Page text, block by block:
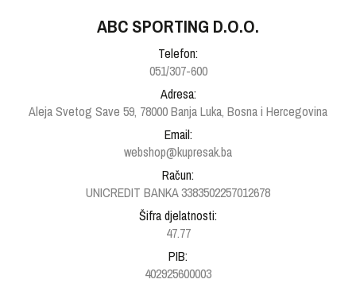
ABC SPORTING D.O.O.
Telefon:
051/307-600
Adresa:
Aleja Svetog Save 59, 78000 Banja Luka, Bosna i Hercegovina
Email:
webshop@kupresak.ba
Račun:
UNICREDIT BANKA 3383502257012678
Šifra djelatnosti:
47.77
PIB:
402925600003